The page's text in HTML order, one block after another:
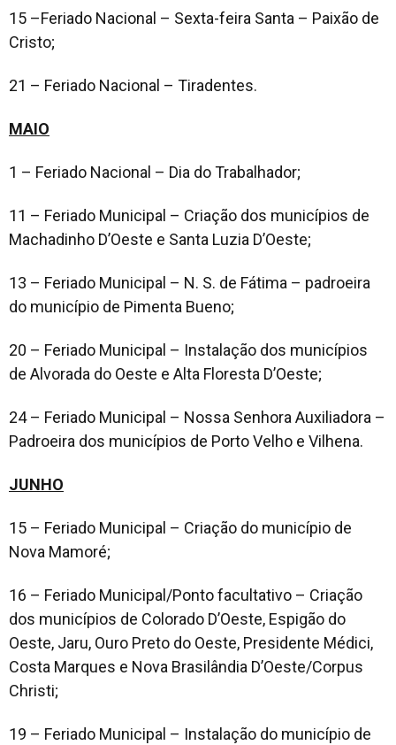
15 –Feriado Nacional – Sexta-feira Santa – Paixão de
Cristo;
21 – Feriado Nacional – Tiradentes.
MAIO
1 – Feriado Nacional – Dia do Trabalhador;
11 – Feriado Municipal – Criação dos municípios de
Machadinho D’Oeste e Santa Luzia D’Oeste;
13 – Feriado Municipal – N. S. de Fátima – padroeira
do município de Pimenta Bueno;
20 – Feriado Municipal – Instalação dos municípios
de Alvorada do Oeste e Alta Floresta D’Oeste;
24 – Feriado Municipal – Nossa Senhora Auxiliadora –
Padroeira dos municípios de Porto Velho e Vilhena.
JUNHO
15 – Feriado Municipal – Criação do município de
Nova Mamoré;
16 – Feriado Municipal/Ponto facultativo – Criação
dos municípios de Colorado D’Oeste, Espigão do
Oeste, Jaru, Ouro Preto do Oeste, Presidente Médici,
Costa Marques e Nova Brasilândia D’Oeste/Corpus
Christi;
19 – Feriado Municipal – Instalação do município de